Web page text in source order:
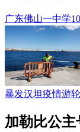
广东佛山一中学
暴发汉坦疫情游
加勒比公主